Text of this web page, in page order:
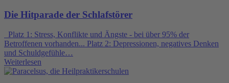
Die Hitparade der Schlafstörer
Platz 1: Stress, Konflikte und Ängste - bei über 95% der
Betroffenen vorhanden... Platz 2: Depressionen, negatives Denken
und Schuldgefühle…
Weiterlesen